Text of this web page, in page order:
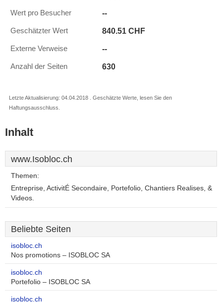
Wert pro Besucher --
Geschätzter Wert 840.51 CHF
Externe Verweise --
Anzahl der Seiten 630
Letzte Aktualisierung: 04.04.2018 . Geschätzte Werte, lesen Sie den
Haftungsausschluss.
Inhalt
www.Isobloc.ch
Themen:
Entreprise, ActivitÉ Secondaire, Portefolio, Chantiers Realises, &
Videos.
Beliebte Seiten
isobloc.ch
Nos promotions – ISOBLOC SA
isobloc.ch
Portefolio – ISOBLOC SA
isobloc.ch